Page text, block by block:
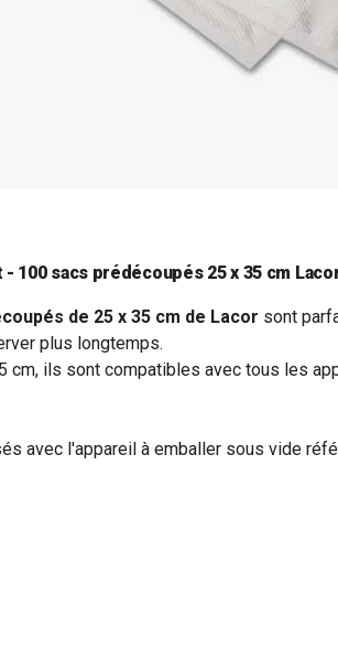
100 sacs prédécoupés 25 x 35 cm
de 25 x 35 cm de Lacor sont
plus longtemps.
cm, ils sont compatibles avec tous les
avec l'appareil à emballer sous vide